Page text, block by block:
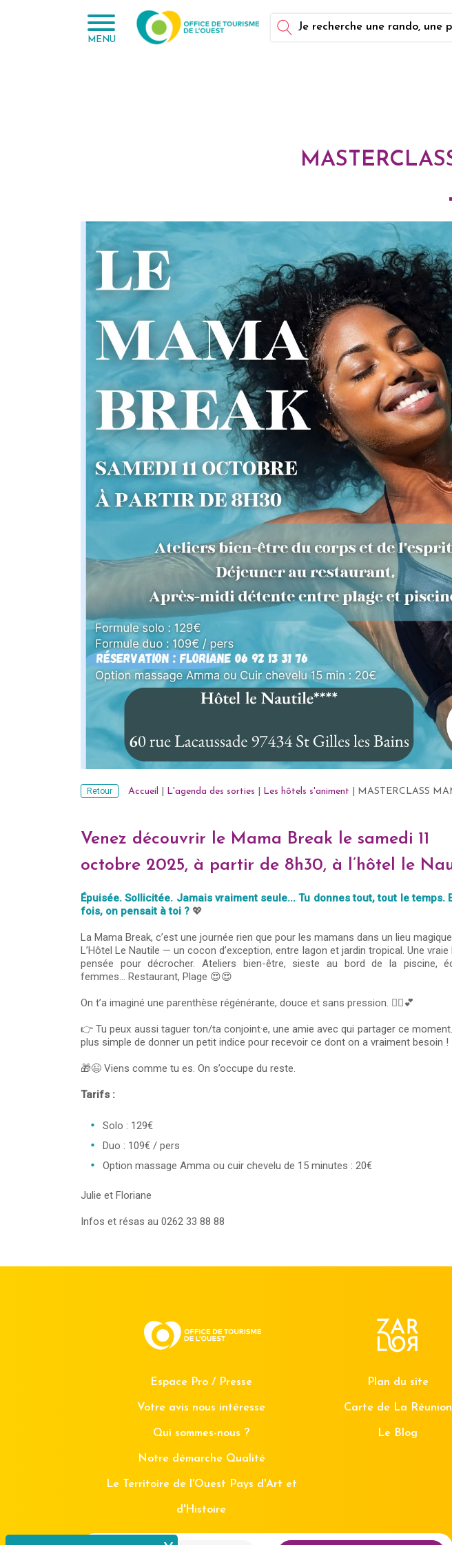
MENU
Je recherche une rando, une
Retour Accueil L'agenda des sorties Les hôtels s'animent | MASTERCLASS
Venez découvrir le Mama Break le samedi 11
octobre 2025, à partir de 8h30, à l’hôtel le
Épuisée. Sollicitée. Jamais vraiment seule... Tu donnes tout, tout le temps.
fois, on pensait à toi ? 💖
La Mama Break, c’est une journée rien que pour les mamans dans un lieu
L’Hôtel Le Nautile — un cocon d’exception, entre lagon et jardin tropical. Une vraie
pensée pour décrocher. Ateliers bien-être, sieste au bord de la piscine,
femmes... Restaurant, Plage 😍😍
On t’a imaginé une parenthèse régénérante, douce et sans pression. 💆‍♀️💕
👉 Tu peux aussi taguer ton/ta conjoint·e, une amie avec qui partager ce
plus simple de donner un petit indice pour recevoir ce dont on a vraiment besoin !
🎁😉 Viens comme tu es. On s’occupe du reste.
Tarifs :
Solo : 129€
Duo : 109€ / pers
Option massage Amma ou cuir chevelu de 15 minutes : 20€
Julie et Floriane
Infos et résas au 0262 33 88 88
Espace Pro / Presse
Votre avis nous intéresse
Qui sommes-nous ?
Notre démarche Qualité
Le Territoire de l'Ouest Pays d'Art et
d'Histoire
Plan du site
Carte de La Réunion
Le Blog